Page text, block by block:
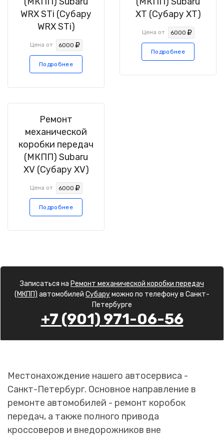
WRX STi (Субару
WRX STi)
Цена от 6000
Подробнее
XT (Субару XT)
Цена от 6000
Подробнее
Ремонт
механической
коробки передач
(МКПП) Subaru
XV (Субару XV)
Цена от 6000
Подробнее
Записаться на Ремонт механической коробки передач
(МКПП) автомобилей Субаруможно по телефону в Санкт-
Петербурге
+7 (901) 971-06-56
Местонахождение нашего автосервиса -
Санкт-Петербург. Основное направление в
ремонте автомобилей - ремонт коробок
передач, а также полного привода
кроссоверов и внедорожников вне